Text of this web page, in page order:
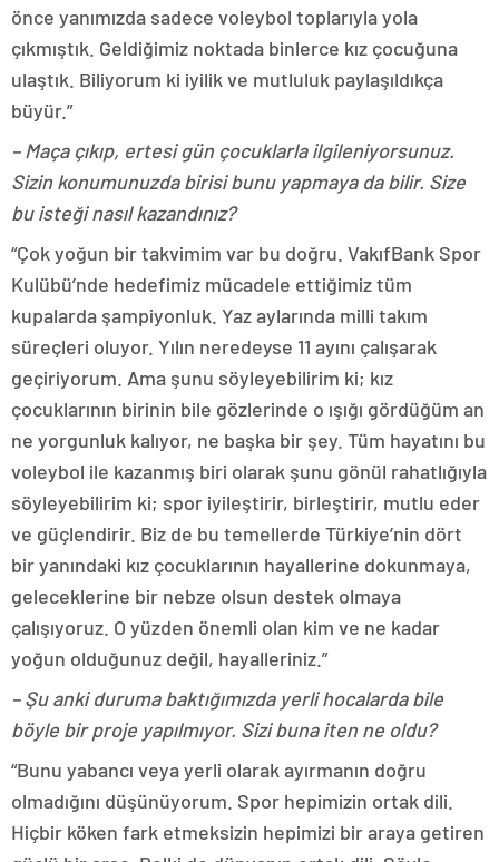
önce yanımızda sadece voleybol toplarıyla yola
çıkmıştık. Geldiğimiz noktada binlerce kız çocuğuna
ulaştık. Biliyorum ki iyilik ve mutluluk paylaşıldıkça
büyür.”
– Maça çıkıp, ertesi gün çocuklarla ilgileniyorsunuz.
Sizin konumunuzda birisi bunu yapmaya da bilir. Size
bu isteği nasıl kazandınız?
“Çok yoğun bir takvimim var bu doğru. VakıfBank Spor
Kulübü’nde hedefimiz mücadele ettiğimiz tüm
kupalarda şampiyonluk. Yaz aylarında milli takım
süreçleri oluyor. Yılın neredeyse 11 ayını çalışarak
geçiriyorum. Ama şunu söyleyebilirim ki; kız
çocuklarının birinin bile gözlerinde o ışığı gördüğüm an
ne yorgunluk kalıyor, ne başka bir şey. Tüm hayatını bu
voleybol ile kazanmış biri olarak şunu gönül rahatlığıyla
söyleyebilirim ki; spor iyileştirir, birleştirir, mutlu eder
ve güçlendirir. Biz de bu temellerde Türkiye’nin dört
bir yanındaki kız çocuklarının hayallerine dokunmaya,
geleceklerine bir nebze olsun destek olmaya
çalışıyoruz. O yüzden önemli olan kim ve ne kadar
yoğun olduğunuz değil, hayalleriniz.”
– Şu anki duruma baktığımızda yerli hocalarda bile
böyle bir proje yapılmıyor. Sizi buna iten ne oldu?
“Bunu yabancı veya yerli olarak ayırmanın doğru
olmadığını düşünüyorum. Spor hepimizin ortak dili.
Hiçbir köken fark etmeksizin hepimizi bir araya getiren